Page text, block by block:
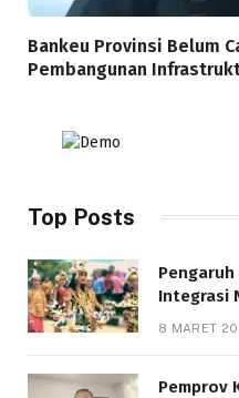
Bankeu Provinsi Belum
Pembangunan
Top Posts
Pengaruh
Integrasi
8 MARET
Pemprov